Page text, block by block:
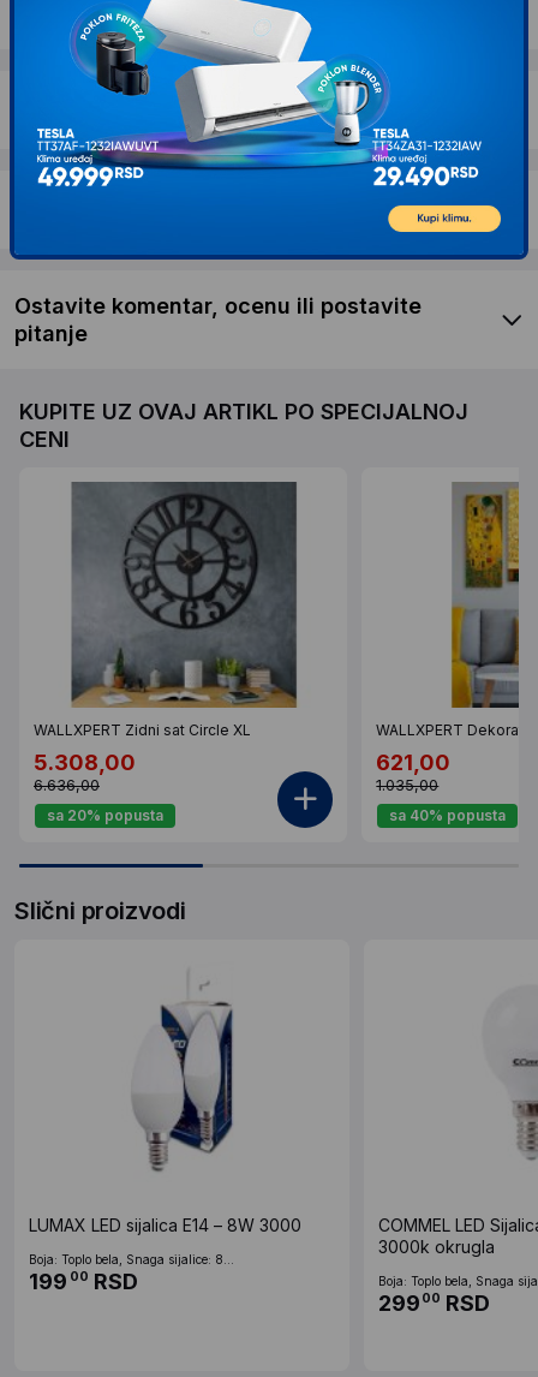
Dostava i povrat
Ostavite komentar, ocenu ili postavite
pitanje
KUPITE UZ OVAJ ARTIKL PO SPECIJALNOJ
CENI
WALLXPERT Zidni sat Circle XL
5.308,00
6.636,00
sa 20% popusta
WALLXPERT
621,00
1.035,00
sa 40% popusta
Slični proizvodi
LUMAX LED sijalica E14 – 8W 3000
Boja: Toplo bela, Snaga sijalice: 8...
199 00 RSD
COMMEL LED
3000k okrugla
Boja: Toplo bela, Snaga
299 00 RSD